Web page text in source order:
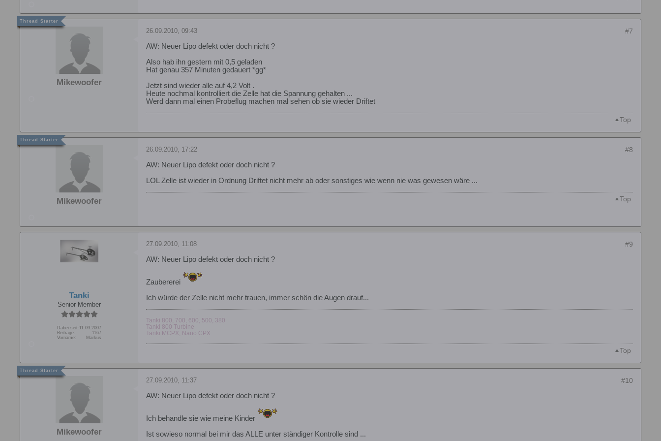
Mikewoofer
#7
26.09.2010, 09:43
AW: Neuer Lipo defekt oder doch nicht ?
Also hab ihn gestern mit 0,5 geladen
Hat genau 357 Minuten gedauert *gg*
Jetzt sind wieder alle auf 4,2 Volt .
Heute nochmal kontrolliert die Zelle hat die Spannung gehalten ...
Werd dann mal einen Probeflug machen mal sehen ob sie wieder Driftet
Top
Mikewoofer
#8
26.09.2010, 17:22
AW: Neuer Lipo defekt oder doch nicht ?
LOL Zelle ist wieder in Ordnung Driftet nicht mehr ab oder sonstiges wie wenn nie was gewesen wäre ...
Top
Tanki
Senior Member
Dabei seit: 11.09.2007
Beiträge:
1167
Vorname:
Markus
#9
27.09.2010, 11:08
AW: Neuer Lipo defekt oder doch nicht ?
Zaubererei
Ich würde der Zelle nicht mehr trauen, immer schön die Augen drauf...
Tanki 800, 700, 600, 500, 380
Tanki 800 Turbine
Tanki MCPX, Nano CPX
Top
Mikewoofer
#10
27.09.2010, 11:37
AW: Neuer Lipo defekt oder doch nicht ?
Ich behandle sie wie meine Kinder
Ist sowieso normal bei mir das ALLE unter ständiger Kontrolle sind ...